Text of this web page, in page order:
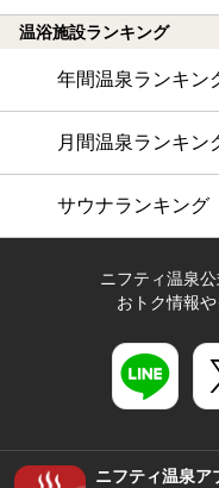
温浴施設ランキング
年間温泉ランキン
月間温泉ランキン
サウナランキング
ニフティ温泉
おトク情報
ニフティ温泉ア